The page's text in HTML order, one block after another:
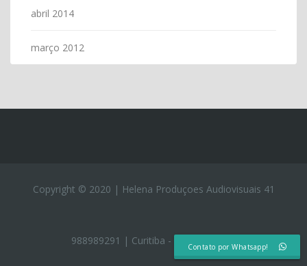
abril 2014
março 2012
Copyright © 2020 | Helena Produçoes Audiovisuais 41
988989291 | Curitiba - Rio de Janeiro
Contato por Whatsapp!